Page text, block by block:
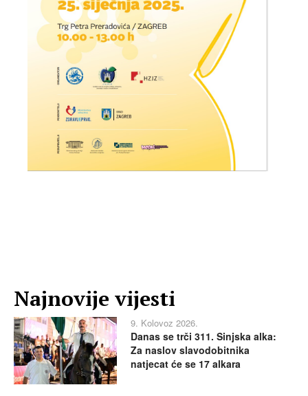
Najnovije vijesti
9. Kolovoz 2026.
Danas se trči 311. Sinjska alka:
Za naslov slavodobitnika
natjecat će se 17 alkara